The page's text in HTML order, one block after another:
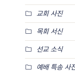
교회 사진
목회 서신
선교 소식
예배 특송 사